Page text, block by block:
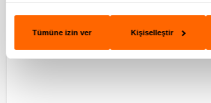
Tümüne izin ver Kişiselleştir
kullanılır.